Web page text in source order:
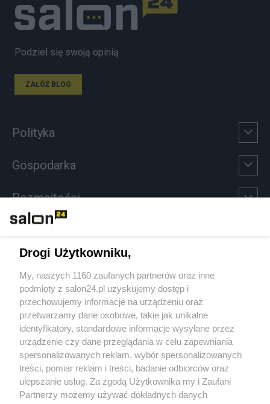
Podziel się swoją opinią
ZAŁÓŻ BLOG
Polityka
Gospodarka
Rozmaitości
Sport
Społeczeństwo
Kultura
X Facebook Instagram Youtube
Drogi Użytkowniku,
My, naszych 1160 zaufanych partnerów oraz inne
podmioty z salon24.pl uzyskujemy dostęp i
przechowujemy informacje na urządzeniu oraz
przetwarzamy dane osobowe, takie jak unikalne
identyfikatory, standardowe informacje wysyłane przez
urządzenie czy dane przeglądania w celu zapewniania
spersonalizowanych reklam, wybór spersonalizowanych
treści, pomiar reklam i treści, badanie odbiorców oraz
ulepszanie usług. Za zgodą Użytkownika my i Zaufani
Partnerzy możemy używać dokładnych danych